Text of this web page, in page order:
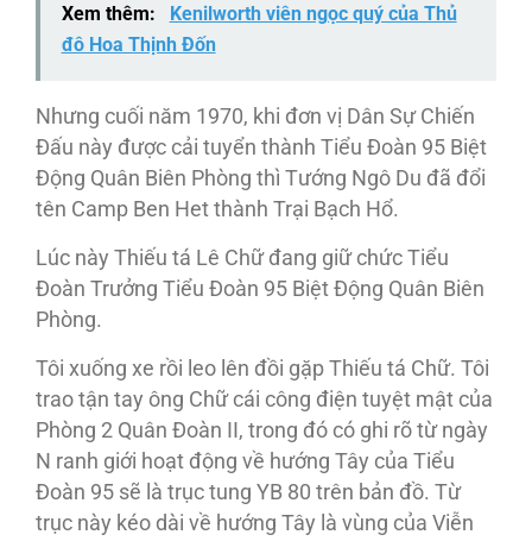
Xem thêm:
Kenilworth viên ngọc quý của Thủ
đô Hoa Thịnh Đốn
Nhưng cuối năm 1970, khi đơn vị Dân Sự Chiến
Đấu này được cải tuyển thành Tiểu Đoàn 95 Biệt
Động Quân Biên Phòng thì Tướng Ngô Du đã đổi
tên Camp Ben Het thành Trại Bạch Hổ.
Lúc này Thiếu tá Lê Chữ đang giữ chức Tiểu
Đoàn Trưởng Tiểu Đoàn 95 Biệt Động Quân Biên
Phòng.
Tôi xuống xe rồi leo lên đồi gặp Thiếu tá Chữ. Tôi
trao tận tay ông Chữ cái công điện tuyệt mật của
Phòng 2 Quân Đoàn II, trong đó có ghi rõ từ ngày
N ranh giới hoạt động về hướng Tây của Tiểu
Đoàn 95 sẽ là trục tung YB 80 trên bản đồ. Từ
trục này kéo dài về hướng Tây là vùng của Viễn